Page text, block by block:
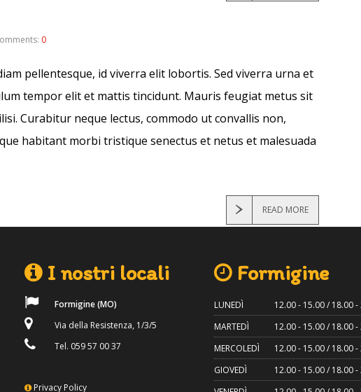
0
pellentesque, id viverra elit lobortis. Sed viverra urna et
tempor elit et mattis tincidunt. Mauris feugiat metus sit
Curabitur neque lectus, commodo ut convallis non,
habitant morbi tristique senectus et netus et malesuada
READ MORE
I nostri locali
Formigine (MO)
Via della Resistenza, 1/3/5
Tel. 059 57 00 37
Privacy Policy
Formigine
LUNEDÌ
12.00 - 15.00 / 18.00 -
MARTEDÌ
12.00 - 15.00 / 18.00 -
MERCOLEDÌ
12.00 - 15.00 / 18.00 -
GIOVEDÌ
12.00 - 15.00 / 18.00 -